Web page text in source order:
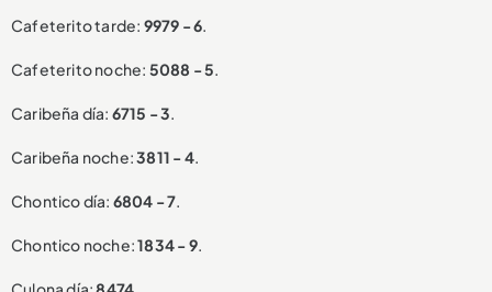
Cafeterito tarde: 9979 - 6.
Cafeterito noche: 5088 - 5.
Caribeña día: 6715 - 3.
Caribeña noche:3811 - 4.
Chontico día: 6804 - 7.
Chontico noche:1834 - 9.